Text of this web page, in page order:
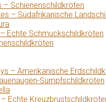
Schienenschildkröten
– Südafrikanische
Echte Schmuckschildkröten
– Amerikanische
Sumpfschildkröten
Echte